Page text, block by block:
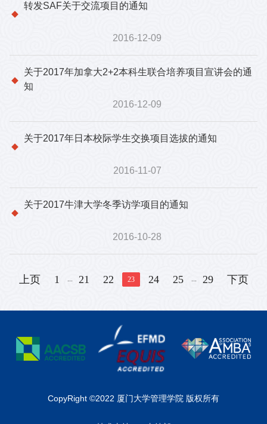
转发SAF关于交流项目的通知
2016-12-09
关于2017年加拿大2+2本科生联合培养项目宣讲会的通
知
2016-12-09
关于2017年日本校际学生交换项目选拔的通知
2016-11-07
关于2017牛津大学冬季访学项目的通知
2016-10-28
上页 1 ... 21 22 23 24 25 ... 29 下页
CopyRight ©2022 厦门大学管理学院 版权所有